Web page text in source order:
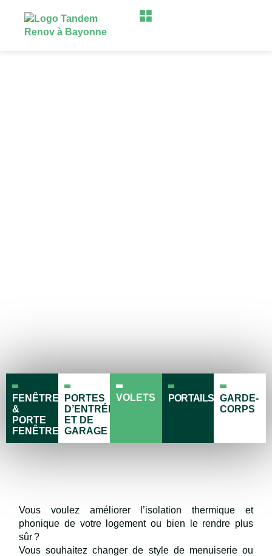
FENÊTRES
&
PORTE
FENÊTRES
PORTES
D’ENTRÉE
ET DE
GARAGE
GARDE-
CORPS
VOLETS PORTAILS
Vous voulez améliorer l’isolation thermique et
phonique de votre logement ou bien le rendre plus
sûr ?
Vous souhaitez changer de style de menuiserie ou